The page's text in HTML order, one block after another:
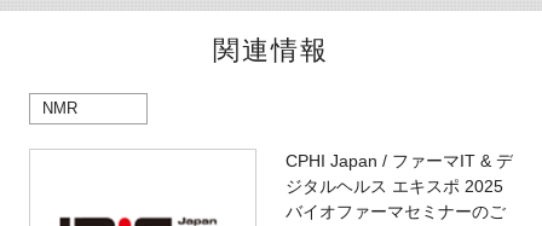
関連情報
NMR
CPHI Japan / ファーマIT & デ
ジタルヘルス エキスポ 2025
バイオファーマセミナーのご